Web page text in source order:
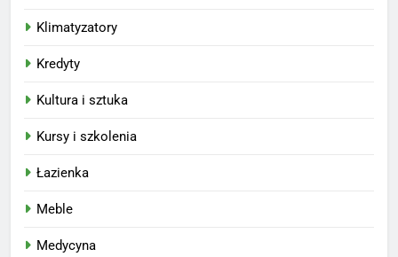
Klimatyzatory
Kredyty
Kultura i sztuka
Kursy i szkolenia
Łazienka
Meble
Medycyna